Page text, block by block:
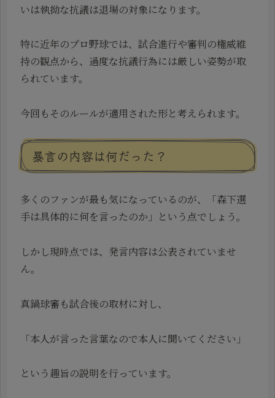
いは執拗な抗議は退場の対象になります。
特に近年のプロ野球では、試合進行や審判の権威維
持の観点から、過度な抗議行為には厳しい姿勢が取
られています。
今回もそのルールが適用された形と考えられます。
暴言の内容は何だった？
多くのファンが最も気になっているのが、「森下選
手は具体的に何を言ったのか」という点でしょう。
しかし現時点では、発言内容は公表されていませ
ん。
真鍋球審も試合後の取材に対し、
「本人が言った言葉なので本人に聞いてください」
という趣旨の説明を行っています。